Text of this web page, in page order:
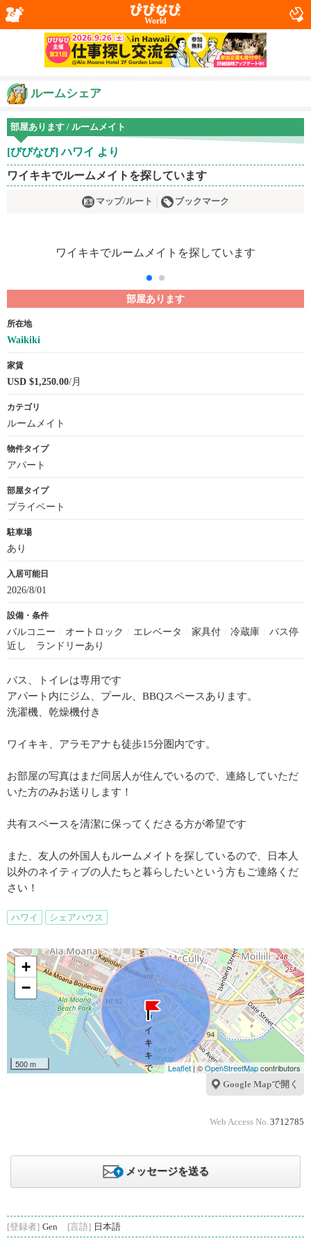
World
ルームシェア
部屋あります / ルームメイト
[びびなび] ハワイ より
ワイキキでルームメイトを探しています
マップ/ルート ブックマーク
部屋あります
所在地
Waikiki
家賃
USD $1,250.00/月
カテゴリ
ルームメイト
物件タイプ
アパート
部屋タイプ
プライベート
駐車場
あり
入居可能日
2026/8/01
設備・条件
バルコニー オートロック エレベータ 家具付 冷蔵庫
バス停
近し
ランドリーあり
バス、トイレは専用です
アパート内にジム、プール、BBQスペースあります。
洗濯機、乾燥機付き
ワイキキ、アラモアナも徒歩15分圏内です。
お部屋の写真はまだ同居人が住んでいるので、連絡していただ
いた方のみお送りします！
共有スペースを清潔に保ってくださる方が希望です
また、友人の外国人もルームメイトを探しているので、日本人
以外のネイティブの人たちと暮らしたいという方もご連絡くだ
さい！
ハワイ シェアハウス
+
−
500 m Leaflet| ©OpenStreetMapcontributors
Google Mapで開く
Web Access No. 3712785
メッセージを送る
[登録者] Gen [言語] 日本語